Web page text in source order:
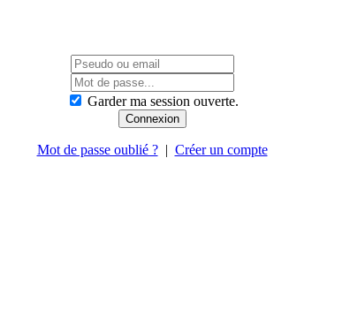
Garder ma session ouverte.
Mot de passe oublié ?| Créer un compte